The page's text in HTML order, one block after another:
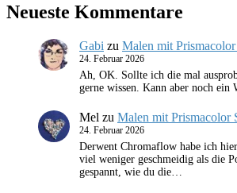
Neueste Kommentare
Gabi zu Malen mit
24. Februar 2026
Ah, OK. Sollte ich die mal
gerne wissen. Kann aber noch ein
Mel zu Malen mit Prismacolor
24. Februar 2026
Derwent Chromaflow habe ich
viel weniger geschmeidig als die
gespannt, wie du die…